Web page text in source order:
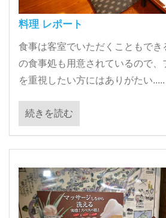
料理 レポート
食事は客室でいただくこともでき
の食事処も用意されているので、
を重視したい方にはありがたい.....
続きを読む